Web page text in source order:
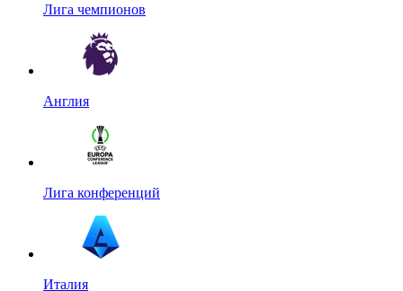
Лига чемпионов
Англия
Лига конференций
Италия